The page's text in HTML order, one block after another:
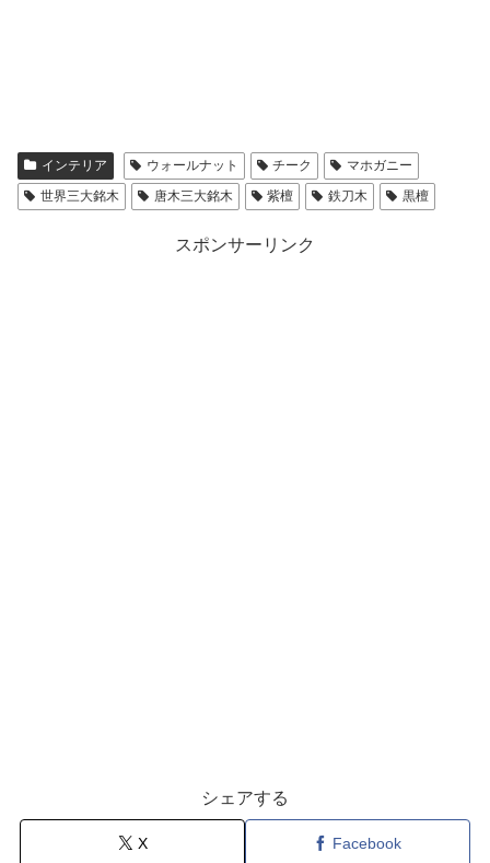
インテリア ウォールナット チーク
マホガニー
世界三大銘木
唐木三大銘木 紫檀 鉄刀木 黒檀
スポンサーリンク
シェアする
X Facebook